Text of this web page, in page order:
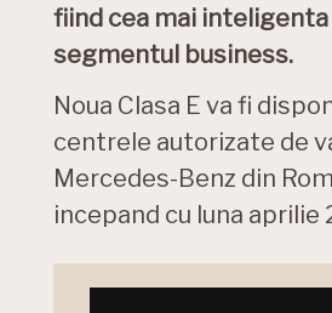
fiind cea mai
segmentul business.
Noua Clasa E va fi
centrele autorizate de
Mercedes-Benz din
incepand cu luna aprilie